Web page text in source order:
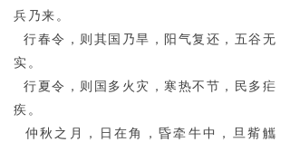
兵乃来。
行春令，则其国乃旱，阳气复还，五谷无
实。
行夏令，则国多火灾，寒热不节，民多疟
疾。
仲秋之月，日在角，昏牵牛中，旦觜觿